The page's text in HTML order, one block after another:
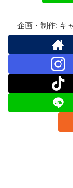
企画・制作: キ